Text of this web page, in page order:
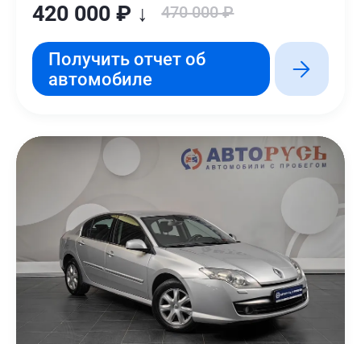
420 000 ₽ ↓ 470 000 ₽
Получить отчет об
автомобиле